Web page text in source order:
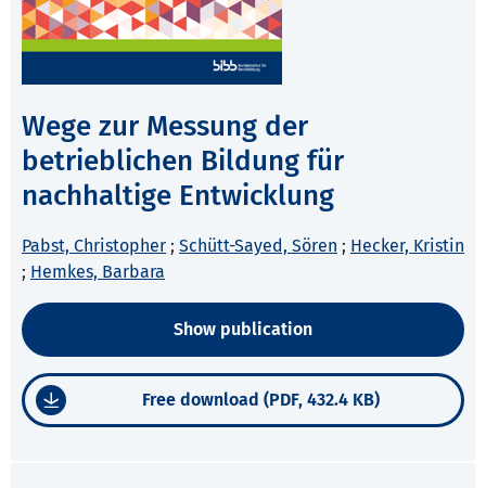
Wege zur Messung der
betrieblichen Bildung für
nachhaltige Entwicklung
Pabst, Christopher ; Schütt-Sayed, Sören ; Hecker, Kristin
; Hemkes, Barbara
Show publication
Free download (PDF, 432.4 KB)